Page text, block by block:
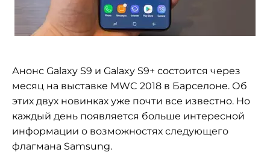
Анонс Galaxy S9 и Galaxy S9+ состоится через
месяц на выставке MWC 2018 в Барселоне. Об
этих двух новинках уже почти все известно. Но
каждый день появляется больше интересной
информации о возможностях следующего
флагмана Samsung.